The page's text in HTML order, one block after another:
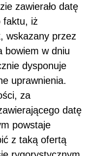
zawierało datę
faktu, iż
wskazany przez
bowiem w dniu
dysponuje
uprawnienia.
za
datę
powstaje
z taką ofertą